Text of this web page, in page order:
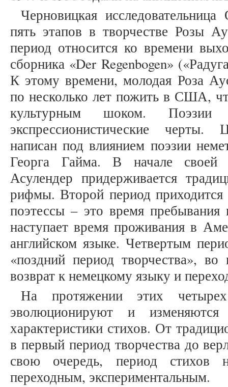
Черновицкая
пять этапов в творчестве Розы
период относится ко времени
сборника «Der Regenbogen»
К этому времени, молодая Роза
по несколько лет пожить в США,
культурным шоком.
экспрессионистические
написан под влиянием поэзии
Георга Гайма. В начале своей
Асулендер придерживается
рифмы. Второй период
поэтессы – это время пребывания
наступает время проживания в
английском языке. Четвертым
«поздний период творчества», во
возврат к немецкому языку и
На протяжении этих
эволюционируют и
характеристики стихов. От
в первый период творчества до
свою очередь, период стихов
переходным, экспериментальным.